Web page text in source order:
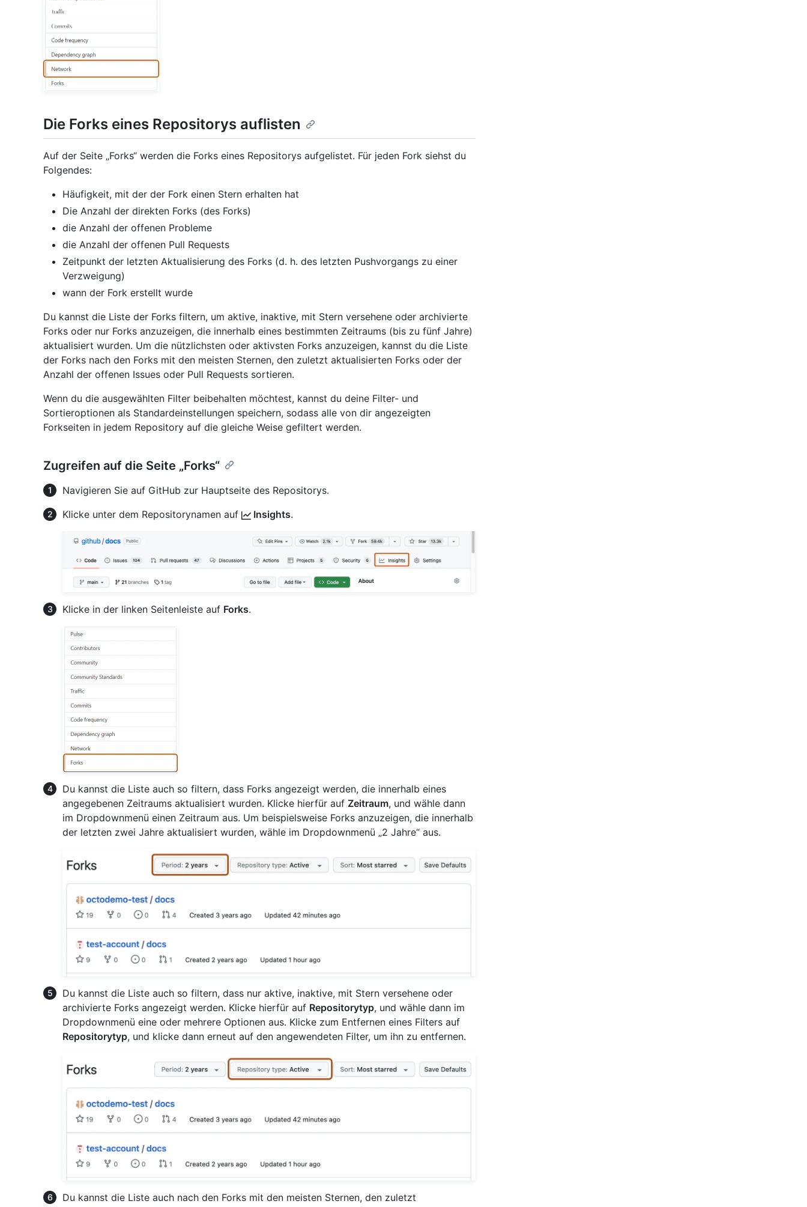
Die Forks eines Repositorys auflisten
Auf der Seite „Forks“ werden die Forks eines Repositorys aufgelistet. Für jeden Fork siehst du
Folgendes:
Häufigkeit, mit der der Fork einen Stern erhalten hat
Die Anzahl der direkten Forks (des Forks)
die Anzahl der offenen Probleme
die Anzahl der offenen Pull Requests
Zeitpunkt der letzten Aktualisierung des Forks (d. h. des letzten Pushvorgangs zu einer
Verzweigung)
wann der Fork erstellt wurde
Du kannst die Liste der Forks filtern, um aktive, inaktive, mit Stern versehene oder archivierte
Forks oder nur Forks anzuzeigen, die innerhalb eines bestimmten Zeitraums (bis zu fünf Jahre)
aktualisiert wurden. Um die nützlichsten oder aktivsten Forks anzuzeigen, kannst du die Liste
der Forks nach den Forks mit den meisten Sternen, den zuletzt aktualisierten Forks oder der
Anzahl der offenen Issues oder Pull Requests sortieren.
Wenn du die ausgewählten Filter beibehalten möchtest, kannst du deine Filter- und
Sortieroptionen als Standardeinstellungen speichern, sodass alle von dir angezeigten
Forkseiten in jedem Repository auf die gleiche Weise gefiltert werden.
Zugreifen auf die Seite „Forks“
Navigieren Sie auf GitHub zur Hauptseite des Repositorys.
Klicke unter dem Repositorynamen auf
Insights.
Klicke in der linken Seitenleiste auf Forks.
Du kannst die Liste auch so filtern, dass Forks angezeigt werden, die innerhalb eines
angegebenen Zeitraums aktualisiert wurden. Klicke hierfür auf Zeitraum, und wähle dann
im Dropdownmenü einen Zeitraum aus. Um beispielsweise Forks anzuzeigen, die innerhalb
der letzten zwei Jahre aktualisiert wurden, wähle im Dropdownmenü „2 Jahre“ aus.
Du kannst die Liste auch so filtern, dass nur aktive, inaktive, mit Stern versehene oder
archivierte Forks angezeigt werden. Klicke hierfür auf Repositorytyp, und wähle dann im
Dropdownmenü eine oder mehrere Optionen aus. Klicke zum Entfernen eines Filters auf
Repositorytyp, und klicke dann erneut auf den angewendeten Filter, um ihn zu entfernen.
Du kannst die Liste auch nach den Forks mit den meisten Sternen, den zuletzt